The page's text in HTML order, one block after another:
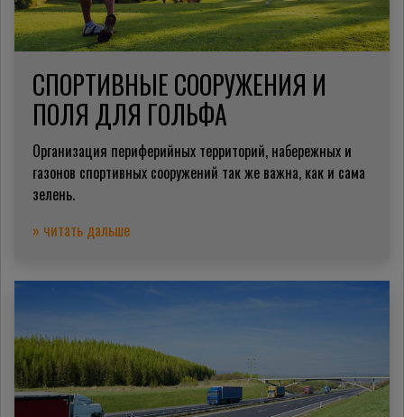
СПОРТИВНЫЕ СООРУЖЕНИЯ И
ПОЛЯ ДЛЯ ГОЛЬФА
Организация периферийных территорий, набережных и
газонов спортивных сооружений так же важна, как и сама
зелень.
» читать дальше